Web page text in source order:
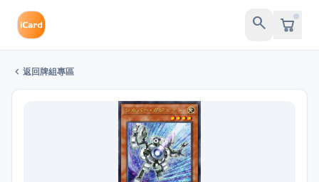
search
chevron_left 返回牌組專區